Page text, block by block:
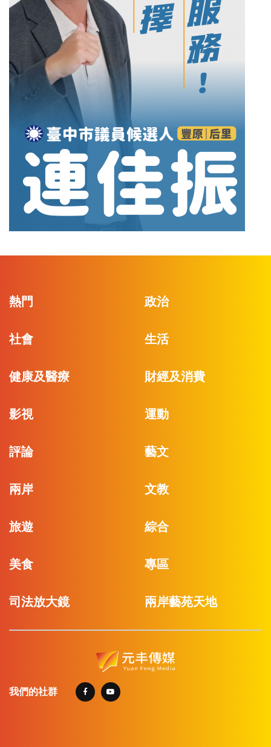
熱門 政治
社會 生活
健康及醫療 財經及消費
影視 運動
評論 藝文
兩岸 文教
旅遊 綜合
美食 專區
司法放大鏡 兩岸藝苑天地
我們的社群